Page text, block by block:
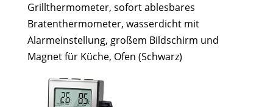
Grillthermometer, sofort ablesbares
Bratenthermometer, wasserdicht mit
Alarmeinstellung, großem Bildschirm und
Magnet für Küche, Ofen (Schwarz)